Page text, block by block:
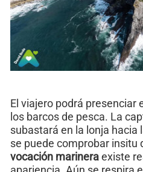
El viajero podrá presenciar
los barcos de pesca. La
subastará en la lonja hacia
se puede comprobar insitu
vocación marineraexiste